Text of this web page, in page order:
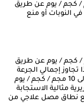
تزيد الجرعة من 5 إلى 10 مجم / كجم / يوم عن طريق
النوبات أو منع
مبدئيًا ، من 10 إلى 15 مجم / كجم / يوم عن طريق
مقسمة إذا تجاوز إجمالي الجرعة
اليومية 250 مجم) ، قد تزيد الجرعة من 5 إلى 10 مجم / كجم / يوم
مثالية الاستجابة
أقل مع نطاق مصل علاجي من